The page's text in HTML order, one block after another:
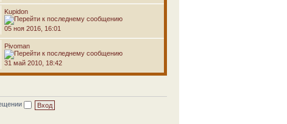
Kupidon
05 ноя 2016, 16:01
Pivoman
31 май 2010, 18:42